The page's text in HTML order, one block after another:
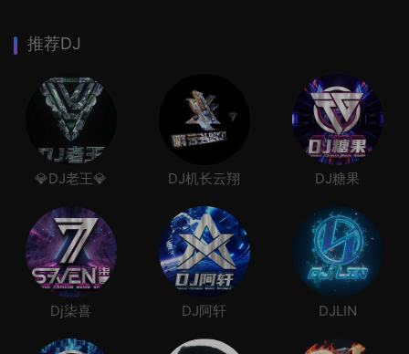
推荐DJ
💎DJ老王💎 DJ机长云翔 DJ糖果
Dj柒喜 DJ阿轩 DJLIN